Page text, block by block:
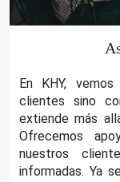
En KHY,
clientes sino
extiende más
Ofrecemos
nuestros
informadas. Ya